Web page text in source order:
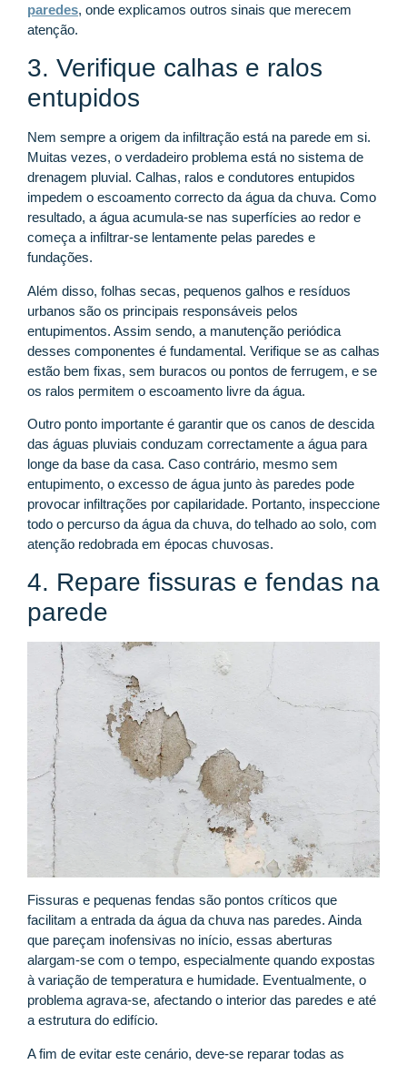
paredes, onde explicamos outros sinais que merecem
atenção.
3. Verifique calhas e ralos
entupidos
Nem sempre a origem da infiltração está na parede em si.
Muitas vezes, o verdadeiro problema está no sistema de
drenagem pluvial. Calhas, ralos e condutores entupidos
impedem o escoamento correcto da água da chuva. Como
resultado, a água acumula-se nas superfícies ao redor e
começa a infiltrar-se lentamente pelas paredes e
fundações.
Além disso, folhas secas, pequenos galhos e resíduos
urbanos são os principais responsáveis pelos
entupimentos. Assim sendo, a manutenção periódica
desses componentes é fundamental. Verifique se as calhas
estão bem fixas, sem buracos ou pontos de ferrugem, e se
os ralos permitem o escoamento livre da água.
Outro ponto importante é garantir que os canos de descida
das águas pluviais conduzam correctamente a água para
longe da base da casa. Caso contrário, mesmo sem
entupimento, o excesso de água junto às paredes pode
provocar infiltrações por capilaridade. Portanto, inspeccione
todo o percurso da água da chuva, do telhado ao solo, com
atenção redobrada em épocas chuvosas.
4. Repare fissuras e fendas na
parede
Fissuras e pequenas fendas são pontos críticos que
facilitam a entrada da água da chuva nas paredes. Ainda
que pareçam inofensivas no início, essas aberturas
alargam-se com o tempo, especialmente quando expostas
à variação de temperatura e humidade. Eventualmente, o
problema agrava-se, afectando o interior das paredes e até
a estrutura do edifício.
A fim de evitar este cenário, deve-se reparar todas as